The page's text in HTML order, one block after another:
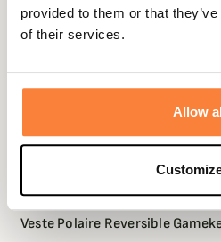
provided to them or that
of their services.
Allow
Veste Polaire Reversible